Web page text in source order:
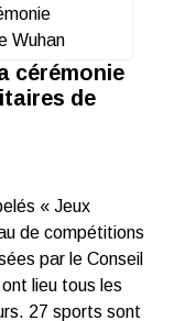
cérémonie
de
« Jeux
de compétitions
par le Conseil
lieu tous les
27 sports sont